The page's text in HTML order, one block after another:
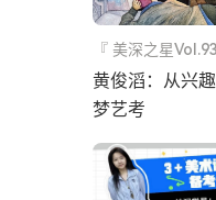
『 美深之星Vol.93
黄俊滔：从兴
梦艺考